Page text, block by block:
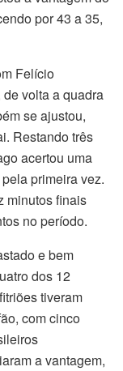
por 43 a 35,
Felício
volta a quadra
se ajustou,
Restando três
acertou uma
primeira vez.
minutos finais
no período.
e bem
dos 12
tiveram
com cinco
a vantagem,